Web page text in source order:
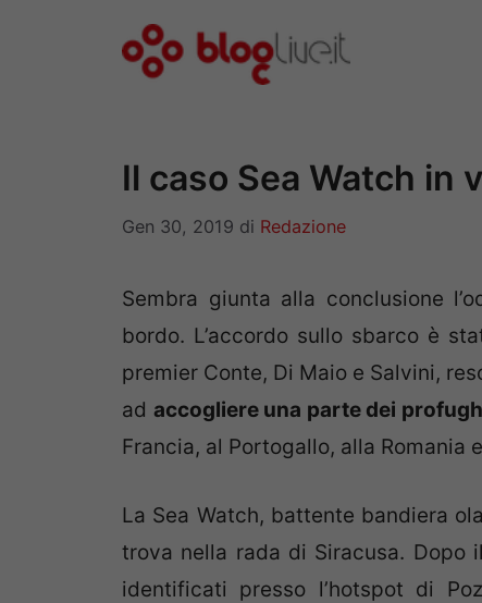
Il caso Sea Watch in
Gen 30, 2019 di Redazione
Sembra giunta alla conclusione
bordo. L’accordo sullo sbarco è
premier Conte, Di Maio e Salvini,
ad accogliere una parte dei
Francia, al Portogallo, alla Romania
La Sea Watch, battente bandiera
trova nella rada di Siracusa. Dopo
identificati presso l’hotspot di